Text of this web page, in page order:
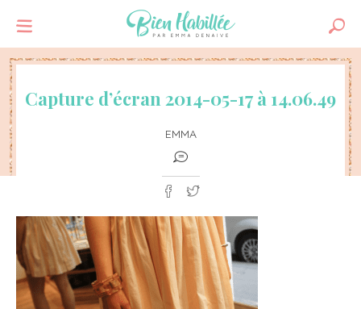
Capture d’écran 2014-05-17 à 14.06.49
EMMA